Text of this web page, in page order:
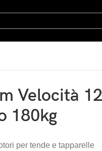
Velocità
180kg
per tende e tapparelle